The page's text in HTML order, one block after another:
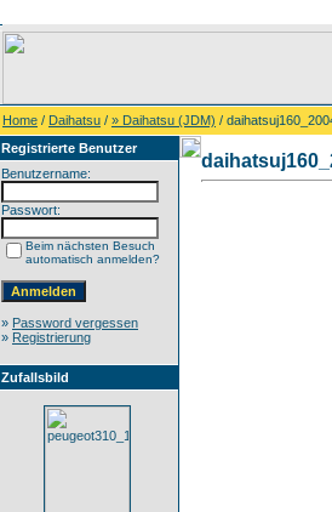
Home / Daihatsu / » Daihatsu (JDM) /
Registrierte Benutzer
Benutzername:
Passwort:
Beim nächsten Besuch
automatisch anmelden?
» Password vergessen
» Registrierung
Zufallsbild